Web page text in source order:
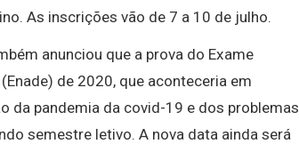
As inscrições vão de 7 a 10 de julho.
anunciou que a prova do Exame
de 2020, que aconteceria em
da pandemia da covid-19 e dos problemas
semestre letivo. A nova data ainda será